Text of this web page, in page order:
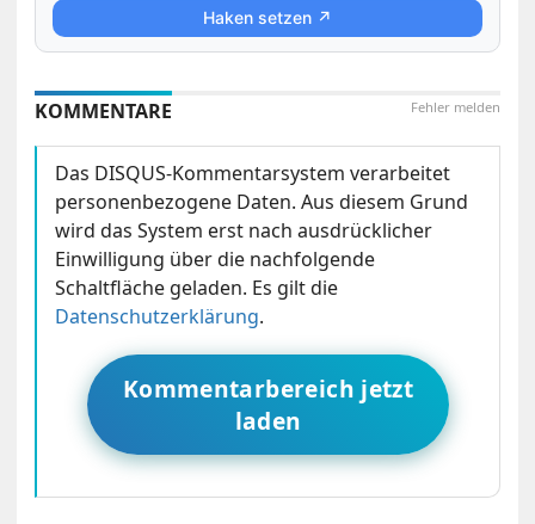
Haken setzen ↗
Fehler melden
KOMMENTARE
Das DISQUS-Kommentarsystem verarbeitet
personenbezogene Daten. Aus diesem Grund
wird das System erst nach ausdrücklicher
Einwilligung über die nachfolgende
Schaltfläche geladen. Es gilt die
Datenschutzerklärung.
Kommentarbereich jetzt
laden